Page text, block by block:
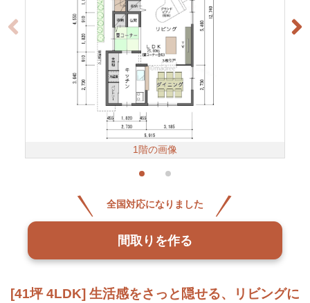
[41坪 4LDK] 生活感をさっと隠せる、リビングに
1階の画像
全国対応になりました
間取りを作る